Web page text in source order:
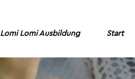
Lomi Lomi Ausbildung Start